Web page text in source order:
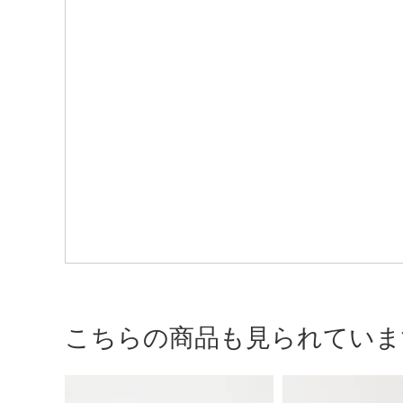
こちらの商品も見られてい